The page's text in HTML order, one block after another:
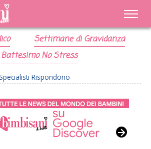
Settimane di Gravidanza
Battesimo No Stress
Rispondono